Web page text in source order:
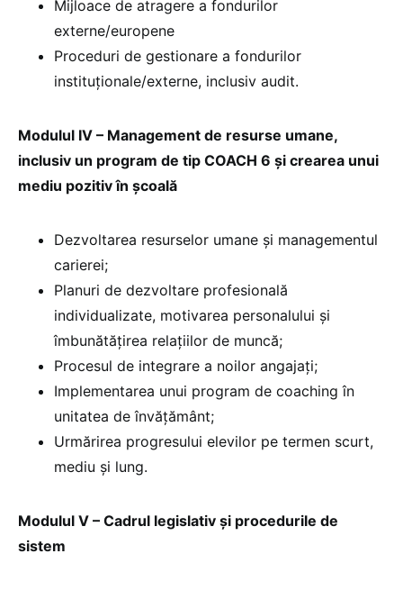
Mijloace de atragere a fondurilor
externe/europene
Proceduri de gestionare a fondurilor
instituționale/externe, inclusiv audit.
Modulul IV – Management de resurse umane,
inclusiv un program de tip COACH 6 și crearea unui
mediu pozitiv în școală
Dezvoltarea resurselor umane și managementul
carierei;
Planuri de dezvoltare profesională
individualizate, motivarea personalului și
îmbunătățirea relațiilor de muncă;
Procesul de integrare a noilor angajați;
Implementarea unui program de coaching în
unitatea de învățământ;
Urmărirea progresului elevilor pe termen scurt,
mediu și lung.
Modulul V – Cadrul legislativ și procedurile de
sistem